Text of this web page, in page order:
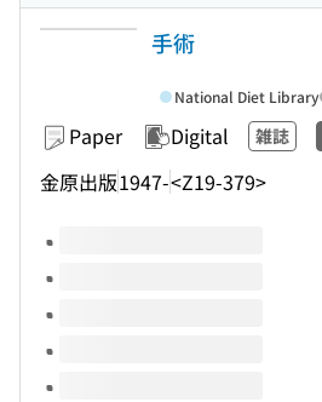
手術
Paper Digital 雑誌
金原出版1947-<Z19-379>
National Diet Library
Volumes of this title